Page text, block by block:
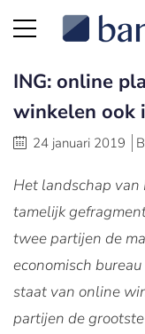
ING: online
winkelen ook
24 januari 2019
Het landschap
tamelijk
twee partijen de
economisch
staat van online
partijen de